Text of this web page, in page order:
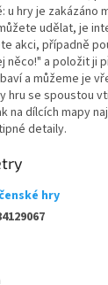
u hry je zakázáno
udělat, je
akci, případně
něco!" a položit ji
a můžeme je
hru se spoustou
na dílcích mapy
detaily.
hry